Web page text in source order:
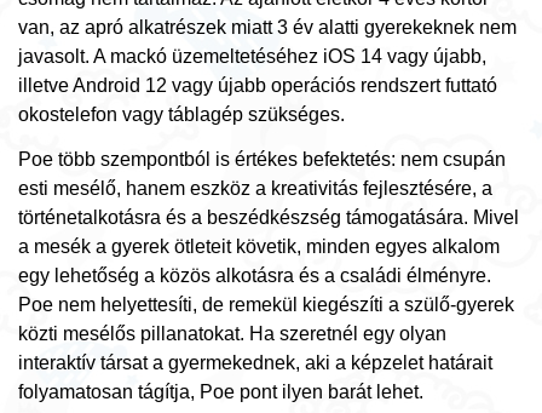
van, az apró alkatrészek miatt 3 év alatti gyerekeknek nem
javasolt. A mackó üzemeltetéséhez iOS 14 vagy újabb,
illetve Android 12 vagy újabb operációs rendszert futtató
okostelefon vagy táblagép szükséges.
Poe több szempontból is értékes befektetés: nem csupán
esti mesélő, hanem eszköz a kreativitás fejlesztésére, a
történetalkotásra és a beszédkészség támogatására. Mivel
a mesék a gyerek ötleteit követik, minden egyes alkalom
egy lehetőség a közös alkotásra és a családi élményre.
Poe nem helyettesíti, de remekül kiegészíti a szülő-gyerek
közti mesélős pillanatokat. Ha szeretnél egy olyan
interaktív társat a gyermekednek, aki a képzelet határait
folyamatosan tágítja, Poe pont ilyen barát lehet.